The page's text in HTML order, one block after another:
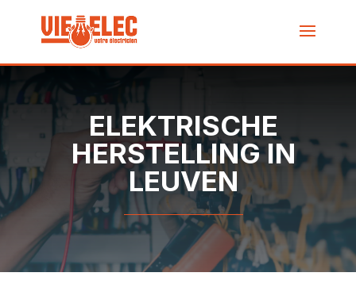
ELEKTRISCHE
HERSTELLING IN
LEUVEN